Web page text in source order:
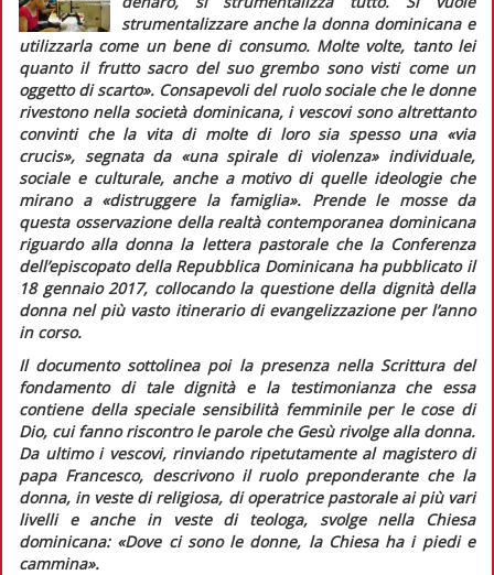
strumentalizzare anche la donna dominicana e
utilizzarla come un bene di consumo. Molte volte, tanto lei
quanto il frutto sacro del suo grembo sono visti come un
oggetto di scarto». Consapevoli del ruolo sociale che le donne
rivestono nella società dominicana, i vescovi sono altrettanto
convinti che la vita di molte di loro sia spesso una «via
crucis», segnata da «una spirale di violenza»individuale,
sociale e culturale, anche a motivo di quelle ideologie che
mirano a «distruggere la famiglia». Prende le mosse da
questa osservazione della realtà contemporanea dominicana
riguardo alla donna la lettera pastorale che la Conferenza
dell’episcopato della Repubblica Dominicana ha pubblicato il
18 gennaio 2017, collocando la questione della dignità della
donna nel più vasto itinerario di evangelizzazione per l’anno
in corso.
Il documento sottolinea poi la presenza nella Scrittura del
fondamento di tale dignità e la testimonianza che essa
contiene della speciale sensibilità femminile per le cose di
Dio, cui fanno riscontro le parole che Gesù rivolge alla donna.
Da ultimo i vescovi, rinviando ripetutamente al magistero di
papa Francesco, descrivono il ruolo preponderante che la
donna, in veste di religiosa, di operatrice pastorale ai più vari
livelli e anche in veste di teologa, svolge nella Chiesa
dominicana: «Dove ci sono le donne, la Chiesa ha i piedi e
cammina».